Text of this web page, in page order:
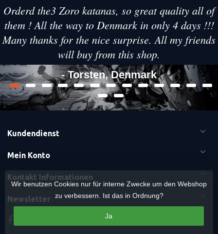
Orderd the3 Zoro katanas, so great quality all of
them ! All the way to Denmark in only 4 days !!!
Many thanks for the nice surprise. All my friends
will buy from this shop.
- Torsten, Denmark
Kundendienst
Mein Konto
Kontakt Informationen
Newsletter
Wir benutzen Cookies nur für interne Zwecke um den Webshop
zu verbessern. Ist das in Ordnung?
Ja